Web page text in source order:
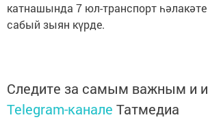
катнашында 7 юл-транспорт
сабый зыян күрде.
Следите за самым важным и
Telegram-канале Татмедиа